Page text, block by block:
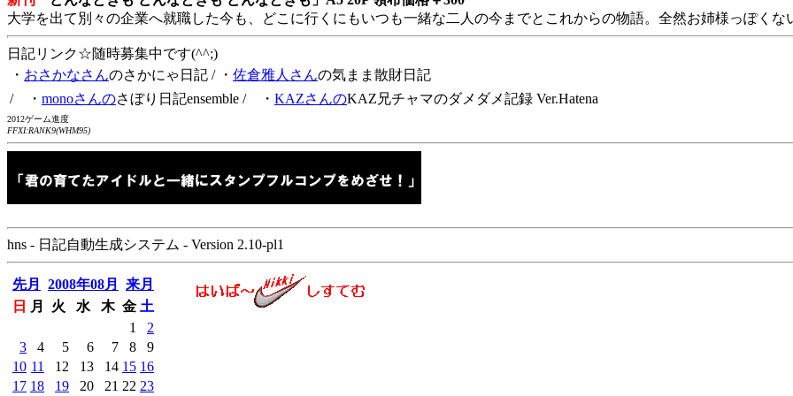
大学を出て別々の企業へ就職した今も、どこに行くにもいつも一緒な二人の今までとこれからの物語。全然お姉様っぽくな
日記リンク☆随時募集中です(^^;)
・ おさかなさんのさかにゃ日記 / ・ 佐倉雅人さんの気まま散財日記
/ ・ monoさんのさぼり日記ensemble / ・ KAZさんのKAZ兄チャマのダメダメ記録 Ver.Hatena
2012ゲーム進度
FFXI:RANK9(WHM95)
hns - 日記自動生成システム - Version 2.10-pl1
先月 2008年08月
来月
日
月 火 水 木 金 土
1
2
3
4 5 6 7 8
9
10 11 12 13 14 15 16
17 18 19 20 21 22 23